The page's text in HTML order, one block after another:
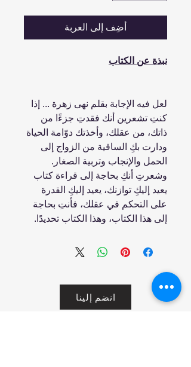
أضِف إلى العربة
نبذة عن الكتاب
لعل فيه الإجابة بقلم نهى زهرة ... إذا
كنتِ تشعرين أنك فقدتِ جزءًا من
ذاتك، من عقلك، وأخذتك دوّامة الحياة
ودارت بكِ الساقية من الزواج إلى
الحمل والإنجاب وتربية الصغار.
وشعرتِ أنكِ بحاجة إلى قراءة كتاب
يعيد إليكِ توازنك، يعيد إليكِ القدرة
على التحكم في عقلك، فأنتِ بحاجة
إلى هذا الكتاب، وهذا الكتاب تحديدًا.
انضم إلينا